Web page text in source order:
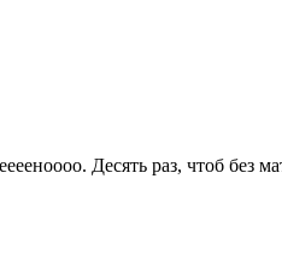
Десять раз, чтоб без